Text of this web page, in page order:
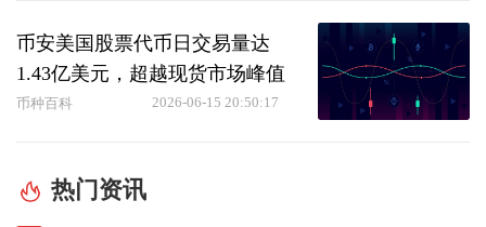
币安美国股票代币日交易量达
1.43亿美元，超越现货市场峰值
币种百科 2026-06-15 20:50:17
热门资讯